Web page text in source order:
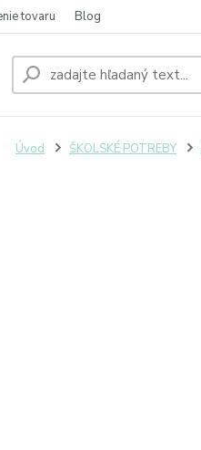
tovaru Blog
Úvod ŠKOLSKÉ POTREBY